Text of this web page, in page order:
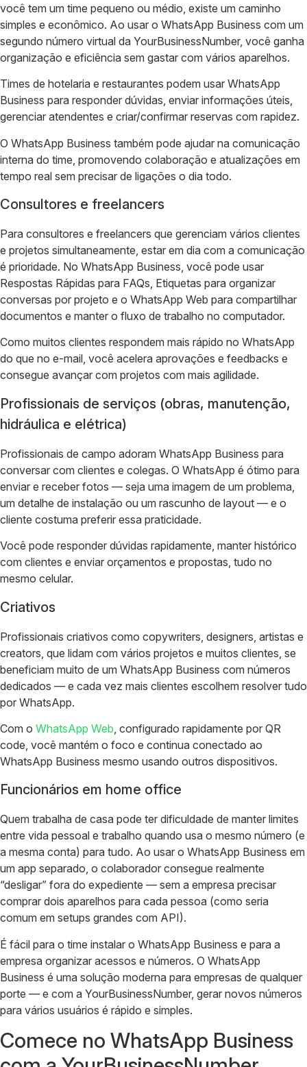
você tem um time pequeno ou médio, existe um caminho
simples e econômico. Ao usar o WhatsApp Business com um
segundo número virtual da YourBusinessNumber, você ganha
organização e eficiência sem gastar com vários aparelhos.
Times de hotelaria e restaurantes podem usar WhatsApp
Business para responder dúvidas, enviar informações úteis,
gerenciar atendentes e criar/confirmar reservas com rapidez.
O WhatsApp Business também pode ajudar na comunicação
interna do time, promovendo colaboração e atualizações em
tempo real sem precisar de ligações o dia todo.
Consultores e freelancers
Para consultores e freelancers que gerenciam vários clientes
e projetos simultaneamente, estar em dia com a comunicação
é prioridade. No WhatsApp Business, você pode usar
Respostas Rápidas para FAQs, Etiquetas para organizar
conversas por projeto e o WhatsApp Web para compartilhar
documentos e manter o fluxo de trabalho no computador.
Como muitos clientes respondem mais rápido no WhatsApp
do que no e-mail, você acelera aprovações e feedbacks e
consegue avançar com projetos com mais agilidade.
Profissionais de serviços (obras, manutenção,
hidráulica e elétrica)
Profissionais de campo adoram WhatsApp Business para
conversar com clientes e colegas. O WhatsApp é ótimo para
enviar e receber fotos — seja uma imagem de um problema,
um detalhe de instalação ou um rascunho de layout — e o
cliente costuma preferir essa praticidade.
Você pode responder dúvidas rapidamente, manter histórico
com clientes e enviar orçamentos e propostas, tudo no
mesmo celular.
Criativos
Profissionais criativos como copywriters, designers, artistas e
creators, que lidam com vários projetos e muitos clientes, se
beneficiam muito de um WhatsApp Business com números
dedicados — e cada vez mais clientes escolhem resolver tudo
por WhatsApp.
Com o WhatsApp Web, configurado rapidamente por QR
code, você mantém o foco e continua conectado ao
WhatsApp Business mesmo usando outros dispositivos.
Funcionários em home office
Quem trabalha de casa pode ter dificuldade de manter limites
entre vida pessoal e trabalho quando usa o mesmo número (e
a mesma conta) para tudo. Ao usar o WhatsApp Business em
um app separado, o colaborador consegue realmente
“desligar” fora do expediente — sem a empresa precisar
comprar dois aparelhos para cada pessoa (como seria
comum em setups grandes com API).
É fácil para o time instalar o WhatsApp Business e para a
empresa organizar acessos e números. O WhatsApp
Business é uma solução moderna para empresas de qualquer
porte — e com a YourBusinessNumber, gerar novos números
para vários usuários é rápido e simples.
Comece no WhatsApp Business